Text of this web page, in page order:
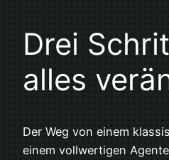
Drei
alles
Der Weg von einem
einem vollwertigen